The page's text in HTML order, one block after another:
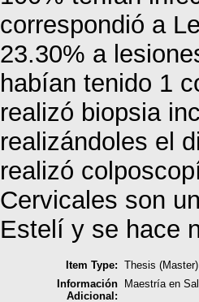
correspondió a
23.30% a
habían tenido 1
realizó biopsia
realizándoles el
realizó
Cervicales son
Estelí y se hace
Item Type: Thesis (Master)
Información
Adicional:
Maestría en